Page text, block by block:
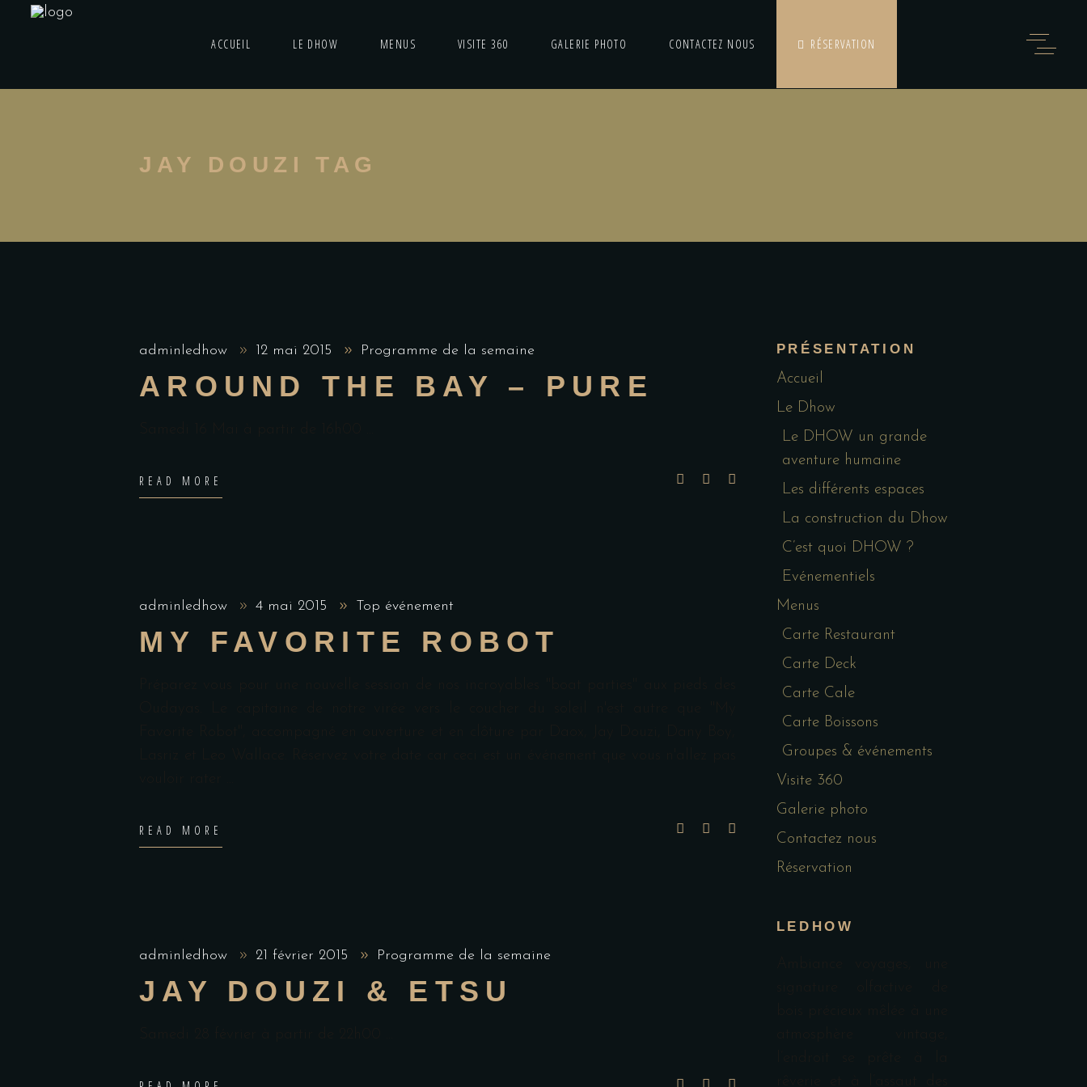
ACCUEIL LE DHOW MENUS VISITE 360 GALERIE PHOTO CONTACTEZ NOUS RÉSERVATION
JAY DOUZI TAG
adminledhow 12 mai 2015 Programme de la semaine
AROUND THE BAY – PURE
READ MORE
adminledhow 4 mai 2015 Top événement
MY FAVORITE ROBOT
READ MORE
adminledhow 21 février 2015 Programme de la semaine
JAY DOUZI & ETSU
PRÉSENTATION
Accueil
Le Dhow
Le DHOW un grande
aventure humaine
Les différents espaces
La construction du Dhow
C’est quoi DHOW ?
Evénementiels
Menus
Carte Restaurant
Carte Deck
Carte Cale
Carte Boissons
Groupes & événements
Visite 360
Galerie photo
Contactez nous
Réservation
LEDHOW